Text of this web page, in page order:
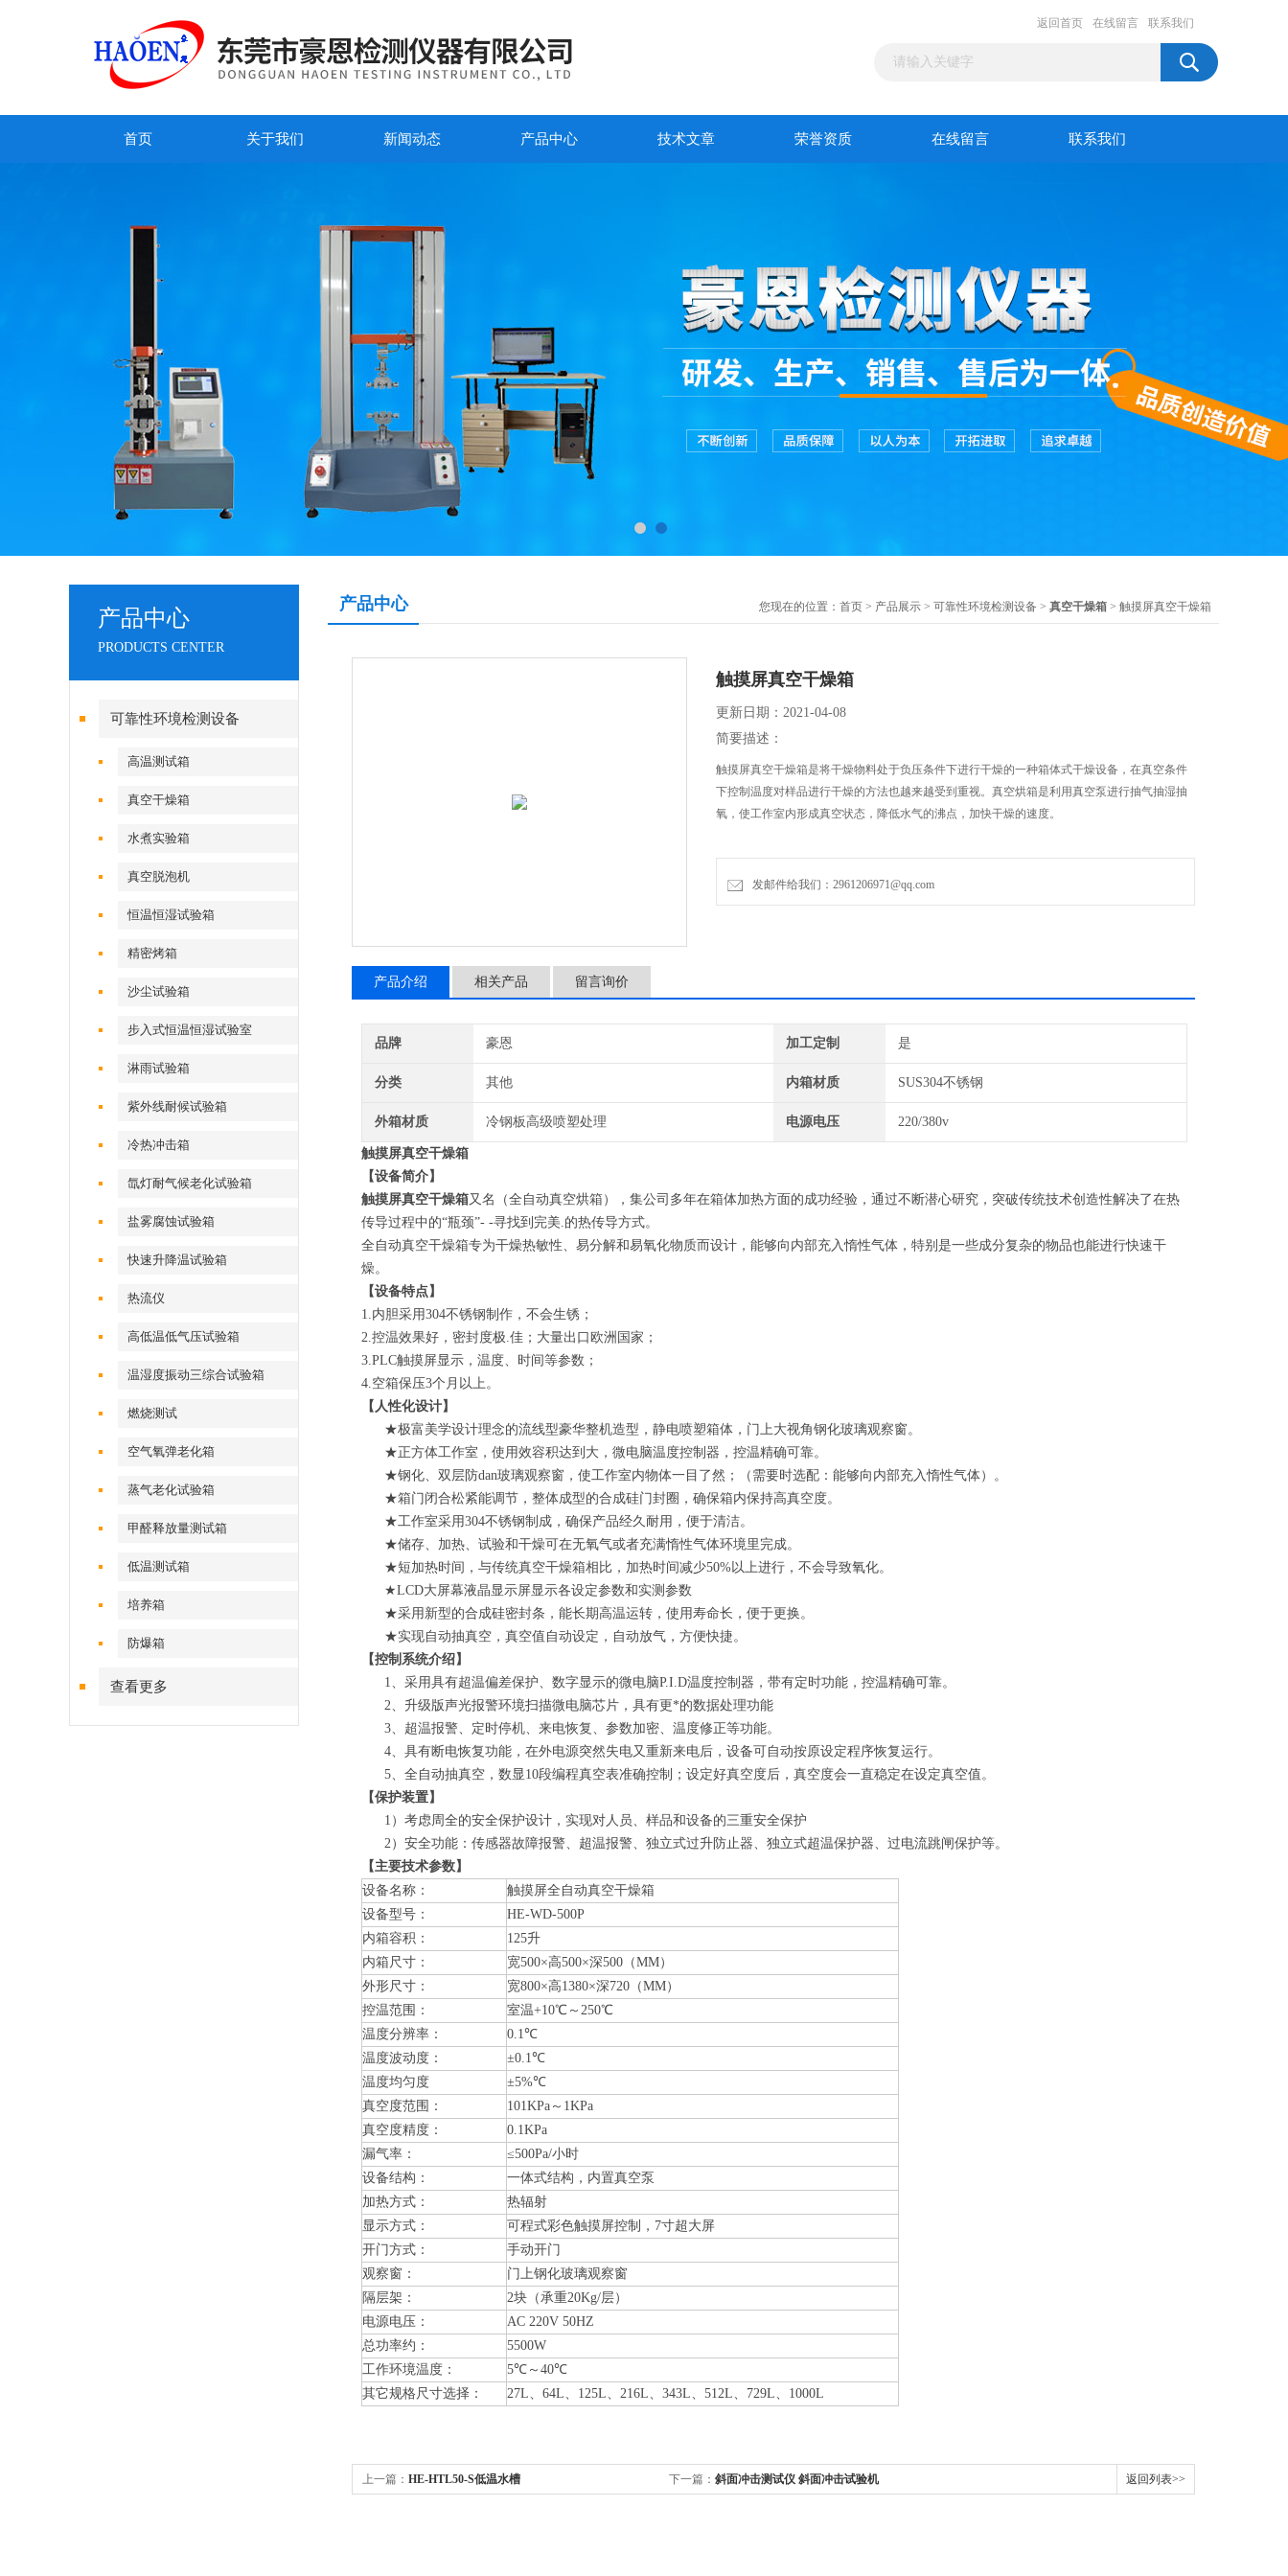
返回首页 在线留言 联系我们
首页 关于我们 新闻动态 产品中心 技术文章 荣誉资质 在线留言 联系我们
产品中心
PRODUCTS CENTER
可靠性环境检测设备
高温测试箱
真空干燥箱
水煮实验箱
真空脱泡机
恒温恒湿试验箱
精密烤箱
沙尘试验箱
步入式恒温恒湿试验室
淋雨试验箱
紫外线耐候试验箱
冷热冲击箱
氙灯耐气候老化试验箱
盐雾腐蚀试验箱
快速升降温试验箱
热流仪
高低温低气压试验箱
温湿度振动三综合试验箱
燃烧测试
空气氧弹老化箱
蒸气老化试验箱
甲醛释放量测试箱
低温测试箱
培养箱
防爆箱
查看更多
产品中心 您现在的位置： 首页 > 产品展示 > 可靠性环境检测设备 > 真空干燥箱 > 触摸屏真空干燥箱
触摸屏真空干燥箱
更新日期：2021-04-08
简要描述：
触摸屏真空干燥箱是将干燥物料处于负压条件下进行干燥的一种箱体式干燥设备，在真空条件
下控制温度对样品进行干燥的方法也越来越受到重视。真空烘箱是利用真空泵进行抽气抽湿抽
氧，使工作室内形成真空状态，降低水气的沸点，加快干燥的速度。
发邮件给我们：2961206971@qq.com
产品介绍 相关产品 留言询价
品牌 豪恩 加工定制 是
分类 其他 内箱材质 SUS304不锈钢
外箱材质 冷钢板高级喷塑处理 电源电压 220/380v
触摸屏真空干燥箱
【设备简介】
触摸屏真空干燥箱又名（全自动真空烘箱），集公司多年在箱体加热方面的成功经验，通过不断潜心研究，突破传统技术创造性解决了在热
传导过程中的“瓶颈”- -寻找到完美.的热传导方式。
全自动真空干燥箱专为干燥热敏性、易分解和易氧化物质而设计，能够向内部充入惰性气体，特别是一些成分复杂的物品也能进行快速干
燥。
【设备特点】
1.内胆采用304不锈钢制作，不会生锈；
2.控温效果好，密封度极.佳；大量出口欧洲国家；
3.PLC触摸屏显示，温度、时间等参数；
4.空箱保压3个月以上。
【人性化设计】
★极富美学设计理念的流线型豪华整机造型，静电喷塑箱体，门上大视角钢化玻璃观察窗。
★正方体工作室，使用效容积达到大，微电脑温度控制器，控温精确可靠。
★钢化、双层防dan玻璃观察窗，使工作室内物体一目了然；（需要时选配：能够向内部充入惰性气体）。
★箱门闭合松紧能调节，整体成型的合成硅门封圈，确保箱内保持高真空度。
★工作室采用304不锈钢制成，确保产品经久耐用，便于清洁。
★储存、加热、试验和干燥可在无氧气或者充满惰性气体环境里完成。
★短加热时间，与传统真空干燥箱相比，加热时间减少50%以上进行，不会导致氧化。
★LCD大屏幕液晶显示屏显示各设定参数和实测参数
★采用新型的合成硅密封条，能长期高温运转，使用寿命长，便于更换。
★实现自动抽真空，真空值自动设定，自动放气，方便快捷。
【控制系统介绍】
1、采用具有超温偏差保护、数字显示的微电脑P.I.D温度控制器，带有定时功能，控温精确可靠。
2、升级版声光报警环境扫描微电脑芯片，具有更*的数据处理功能
3、超温报警、定时停机、来电恢复、参数加密、温度修正等功能。
4、具有断电恢复功能，在外电源突然失电又重新来电后，设备可自动按原设定程序恢复运行。
5、全自动抽真空，数显10段编程真空表准确控制；设定好真空度后，真空度会一直稳定在设定真空值。
【保护装置】
1）考虑周全的安全保护设计，实现对人员、样品和设备的三重安全保护
2）安全功能：传感器故障报警、超温报警、独立式过升防止器、独立式超温保护器、过电流跳闸保护等。
【主要技术参数】
设备名称：
触摸屏全自动真空干燥箱
设备型号：
HE-WD-500P
内箱容积：
125升
内箱尺寸：
宽500×高500×深500（MM）
外形尺寸：
宽800×高1380×深720（MM）
控温范围：
室温+10℃～250℃
温度分辨率：
0.1℃
温度波动度：
±0.1℃
温度均匀度
±5%℃
真空度范围：
101KPa～1KPa
真空度精度：
0.1KPa
漏气率：
≤500Pa/小时
设备结构：
一体式结构，内置真空泵
加热方式：
热辐射
显示方式：
可程式彩色触摸屏控制，7寸超大屏
开门方式：
手动开门
观察窗：
门上钢化玻璃观察窗
隔层架：
2块（承重20Kg/层）
电源电压：
AC 220V 50HZ
总功率约：
5500W
工作环境温度：
5℃～40℃
其它规格尺寸选择：
27L、64L、125L、216L、343L、512L、729L、1000L
上一篇： HE-HTL50-S低温水槽 下一篇： 斜面冲击测试仪 斜面冲击试验机 返回列表>>